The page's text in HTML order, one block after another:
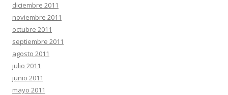
diciembre 2011
noviembre 2011
octubre 2011
septiembre 2011
agosto 2011
julio 2011
junio 2011
mayo 2011